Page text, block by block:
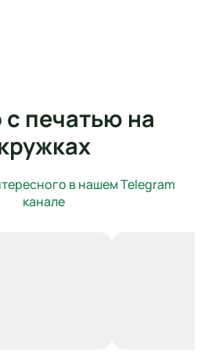
печатью на
в нашем Telegram
канале